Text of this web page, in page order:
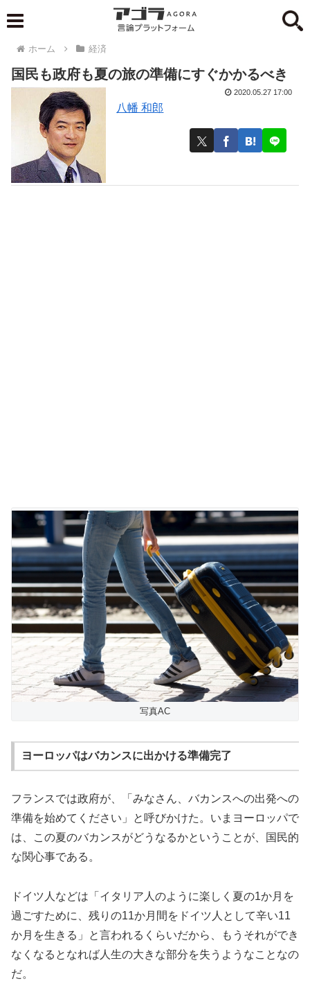
ホーム 経済
国民も政府も夏の旅の準備にすぐかかるべき
八幡 和郎
2020.05.27 17:00
写真AC
ヨーロッパはバカンスに出かける準備完了
フランスでは政府が、「みなさん、バカンスへの出発への
準備を始めてください」と呼びかけた。いまヨーロッパで
は、この夏のバカンスがどうなるかということが、国民的
な関心事である。
ドイツ人などは「イタリア人のように楽しく夏の1か月を
過ごすために、残りの11か月間をドイツ人として辛い11
か月を生きる」と言われるくらいだから、もうそれができ
なくなるとなれば人生の大きな部分を失うようなことなの
だ。